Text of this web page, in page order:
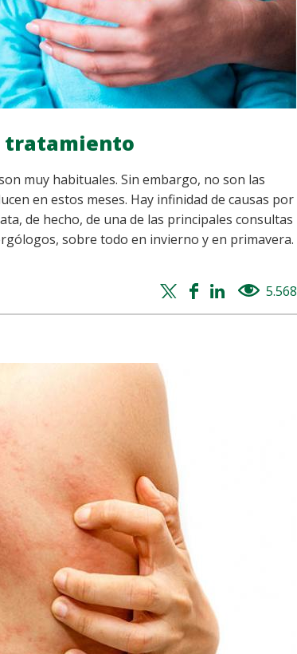
tratamiento
muy habituales. Sin embargo, no son las
en estos meses. Hay infinidad de causas por
de hecho, de una de las principales consultas
sobre todo en invierno y en primavera.
Twitter
share
Facebook
share
Whatsapp
share
Linkedin
share
5.568